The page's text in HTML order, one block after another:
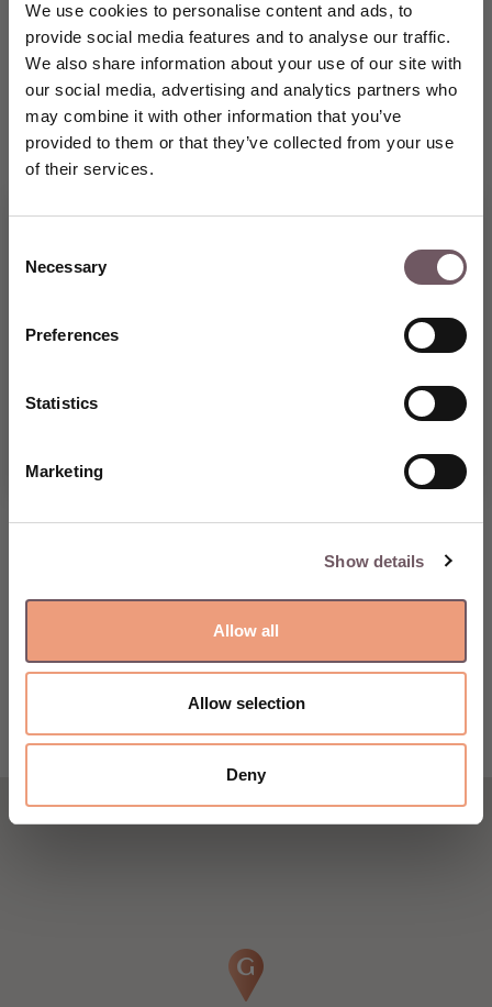
We use cookies to personalise content and ads, to
provide social media features and to analyse our traffic.
We also share information about your use of our site with
our social media, advertising and analytics partners who
may combine it with other information that you’ve
provided to them or that they’ve collected from your use
of their services.
Selection
Necessary
Preferences
Statistics
Marketing
Show details
Allow all
Allow selection
Deny
speciální slevu 5 % na svůj první
VYTVOŘTE SI ÚČET